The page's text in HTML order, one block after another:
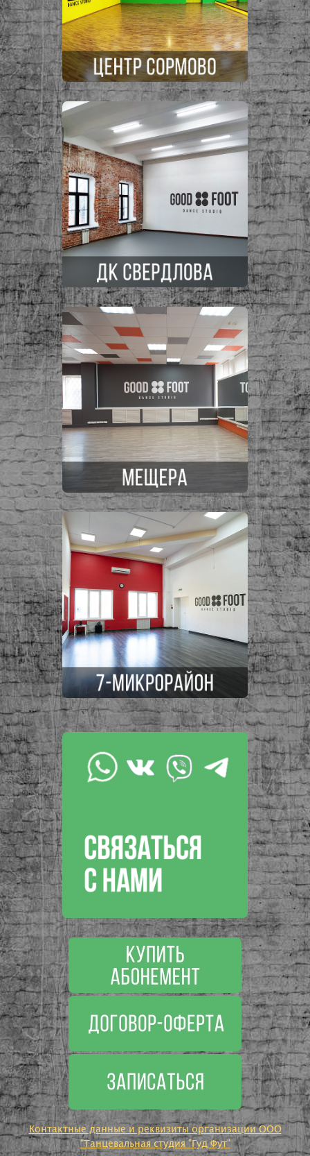
Контактные данные и реквизиты организации ООО
"Танцевальная студия "Гуд Фут"